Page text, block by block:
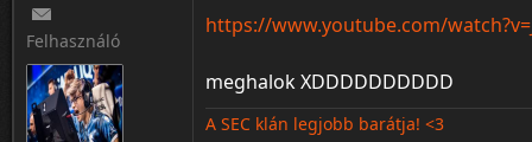
Felhasználó
https://www.youtube.com/
meghalok XDDDDDDDDDD
A SEC klán legjobb barátja! <3